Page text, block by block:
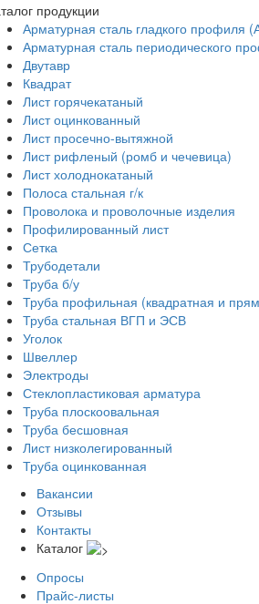
продукции
Арматурная сталь гладкого профиля
Арматурная сталь периодического
Двутавр
Квадрат
Лист горячекатаный
Лист оцинкованный
Лист просечно-вытяжной
Лист рифленый (ромб и чечевица)
Лист холоднокатаный
Полоса стальная г/к
Проволока и проволочные изделия
Профилированный лист
Сетка
Трубодетали
Труба б/у
Труба профильная (квадратная и
Труба стальная ВГП и ЭСВ
Уголок
Швеллер
Электроды
Стеклопластиковая арматура
Труба плоскоовальная
Труба бесшовная
Лист низколегированный
Труба оцинкованная
Вакансии
Отзывы
Контакты
Каталог
Опросы
Прайс-листы